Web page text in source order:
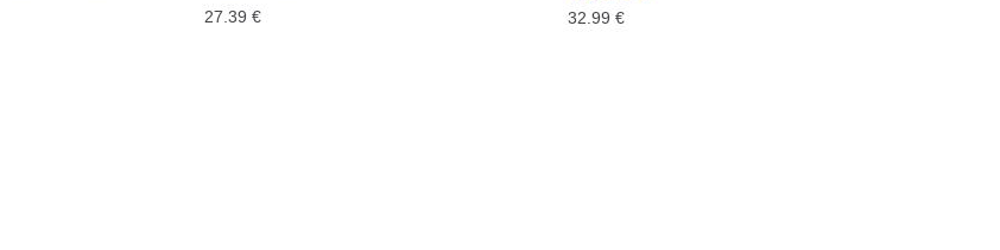
27.39 € 32.99€